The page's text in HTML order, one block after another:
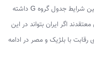
می‌شود و می‌تواند نقش بسیار مهمی در تعیین شرایط جدول گروه G داشته
اگر ایران بتواند در این
رقابت با بلژیک و مصر در ادامه